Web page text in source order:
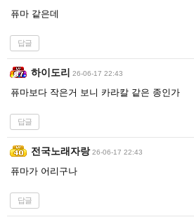
퓨마 같은데
답글
하이도리 26-06-17 22:43
퓨마보다 작은거 보니 카라칼 같은 종인가
답글
전국노래자랑 26-06-17 22:43
퓨마가 어리구나
답글